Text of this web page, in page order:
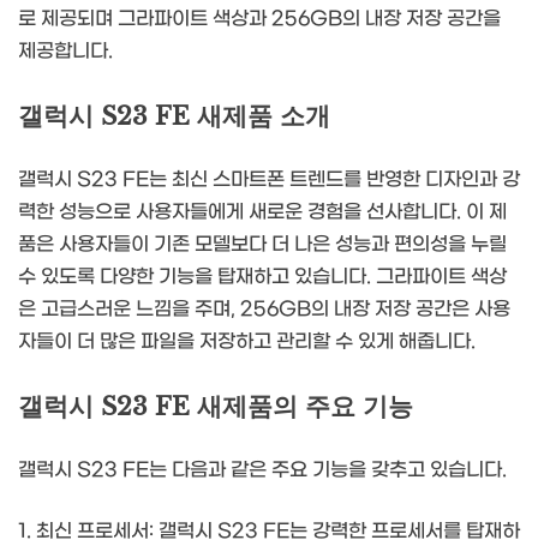
로 제공되며 그라파이트 색상과 256GB의 내장 저장 공간을
제공합니다.
갤럭시 S23 FE 새제품 소개
갤럭시 S23 FE는 최신 스마트폰 트렌드를 반영한 디자인과 강
력한 성능으로 사용자들에게 새로운 경험을 선사합니다. 이 제
품은 사용자들이 기존 모델보다 더 나은 성능과 편의성을 누릴
수 있도록 다양한 기능을 탑재하고 있습니다. 그라파이트 색상
은 고급스러운 느낌을 주며, 256GB의 내장 저장 공간은 사용
자들이 더 많은 파일을 저장하고 관리할 수 있게 해줍니다.
갤럭시 S23 FE 새제품의 주요 기능
갤럭시 S23 FE는 다음과 같은 주요 기능을 갖추고 있습니다.
1. 최신 프로세서: 갤럭시 S23 FE는 강력한 프로세서를 탑재하